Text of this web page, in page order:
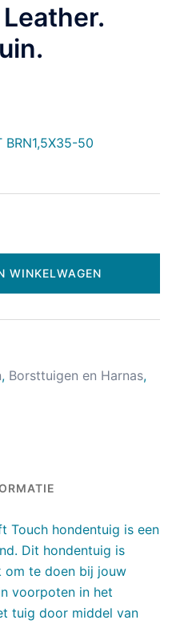
BRN1,5X35-50
WINKELWAGEN
, Borsttuigen en Harnas,
Touch hondentuig is een
Dit hondentuig is
om te doen bij jouw
voorpoten in het
tuig door middel van